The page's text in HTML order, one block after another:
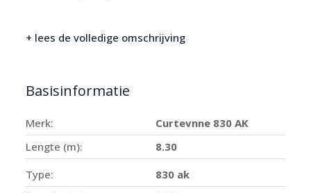
+ lees de volledige omschrijving
Basisinformatie
Merk:
Curtevnne 830 AK
Lengte (m):
8.30
Type:
830 ak